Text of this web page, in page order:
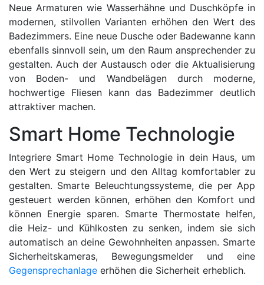
Neue Armaturen wie Wasserhähne und Duschköpfe in
modernen, stilvollen Varianten erhöhen den Wert des
Badezimmers. Eine neue Dusche oder Badewanne kann
ebenfalls sinnvoll sein, um den Raum ansprechender zu
gestalten. Auch der Austausch oder die Aktualisierung
von Boden- und Wandbelägen durch moderne,
hochwertige Fliesen kann das Badezimmer deutlich
attraktiver machen.
Smart Home Technologie
Integriere Smart Home Technologie in dein Haus, um
den Wert zu steigern und den Alltag komfortabler zu
gestalten. Smarte Beleuchtungssysteme, die per App
gesteuert werden können, erhöhen den Komfort und
können Energie sparen. Smarte Thermostate helfen,
die Heiz- und Kühlkosten zu senken, indem sie sich
automatisch an deine Gewohnheiten anpassen. Smarte
Sicherheitskameras, Bewegungsmelder und eine
Gegensprechanlage erhöhen die Sicherheit erheblich.